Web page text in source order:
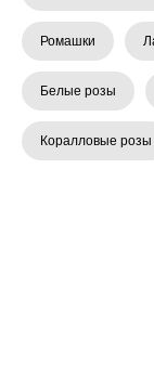
Ромашки
Белые розы
Коралловые розы